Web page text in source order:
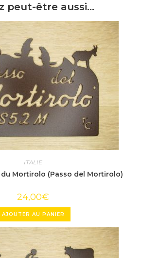
peut-être aussi…
ITALIE
Mortirolo (Passo del Mortirolo)
24,00€
AJOUTER AU PANIER